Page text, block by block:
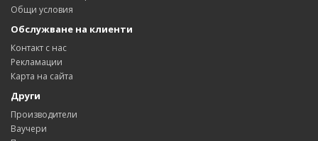
Общи условия
Обслужване на клиенти
Контакт с нас
Рекламации
Карта на сайта
Други
Производители
Ваучери